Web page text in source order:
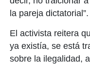
la pareja dictatorial”.
El activista reitera
ya existía, se está
sobre la ilegalidad,